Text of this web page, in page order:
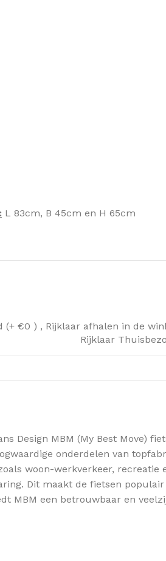
L 83cm, B 45cm en H 65cm
(+ €0 ) , Rijklaar afhalen in de
Rijklaar
Design MBM (My Best Move)
onderdelen van
woon-werkverkeer,
Dit maakt de fietsen
MBM een betrouwbaar en